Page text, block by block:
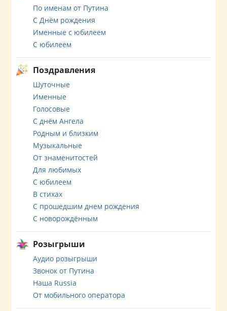
По именам от Путина
С Днём рождения
Именные с юбилеем
С юбилеем
Поздравления
Шуточные
Именные
Голосовые
С днём Ангела
Родным и близким
Музыкальные
От знаменитостей
Для любимых
С юбилеем
В стихах
С прошедшим днем рождения
С новорождённым
Розыгрыши
Аудио розыгрыши
Звонок от Путина
Наша Russia
От мобильного оператора